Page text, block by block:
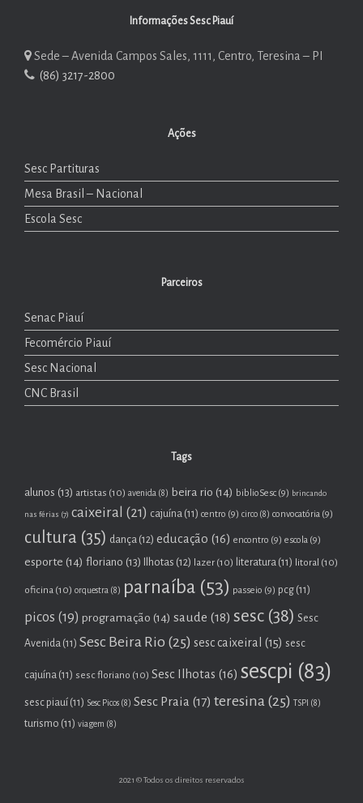
Informações Sesc Piauí
Sede – Avenida Campos Sales, 1111, Centro, Teresina – PI
(86) 3217-2800
Ações
Sesc Partituras
Mesa Brasil – Nacional
Escola Sesc
Parceiros
Senac Piauí
Fecomércio Piauí
Sesc Nacional
CNC Brasil
Tags
alunos (13) artistas (10) avenida (8) beira rio (14) biblioSesc (9) brincando
nas férias (7) caixeiral (21) cajuína (11) centro (9) circo (8) convocatória (9)
cultura (35) dança (12) educação (16) encontro (9) escola (9)
esporte (14) floriano (13) Ilhotas (12) lazer (10) literatura (11) litoral (10)
oficina (10) orquestra (8) parnaíba (53) passeio (9) pcg (11)
picos (19) programação (14) saude (18) sesc (38) Sesc
Avenida (11) Sesc Beira Rio (25) sesc caixeiral (15) sesc
cajuína (11) sesc floriano (10) Sesc Ilhotas (16) sescpi (83)
sesc piauí (11) Sesc Picos (8) Sesc Praia (17) teresina (25) TSPI (8)
turismo (11) viagem (8)
2021 © Todos os direitos reservados